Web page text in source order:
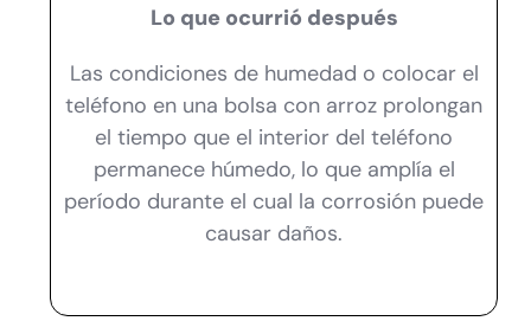
Lo que ocurrió después
Las condiciones de humedad o colocar el
teléfono en una bolsa con arroz prolongan
el tiempo que el interior del teléfono
permanece húmedo, lo que amplía el
período durante el cual la corrosión puede
causar daños.